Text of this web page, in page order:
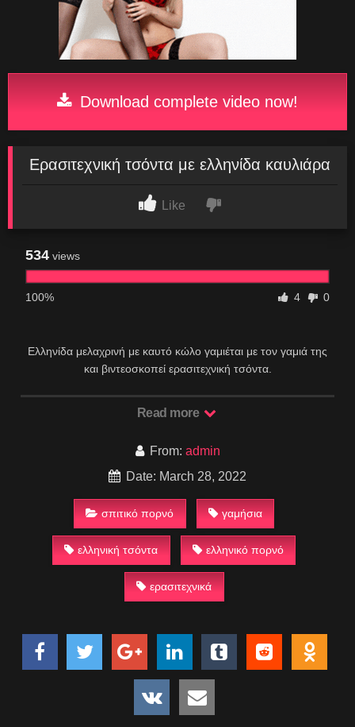
Download complete video now!
Ερασιτεχνική τσόντα με ελληνίδα καυλιάρα
Like
534 views
100% 4 0
Ελληνίδα μελαχρινή με καυτό κώλο γαμιέται με τον γαμιά της
και βιντεοσκοπεί ερασιτεχνική τσόντα.
Read more
From: admin
Date: March 28, 2022
σπιτικό πορνό γαμήσια
ελληνική τσόντα ελληνικό πορνό
ερασιτεχνικά